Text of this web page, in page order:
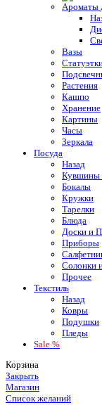
Ароматы
Вазы
Растения
Кашпо
Хранение
Картины
Часы
Зеркала
Посуда
Назад
Кувшины
Бокалы
Кружки
Тарелки
Блюда
Доски и
Приборы
Солонки
Прочее
Текстиль
Назад
Ковры
Подушки
Пледы
Sale %
Корзина
Закрыть
Магазин
Список желаний